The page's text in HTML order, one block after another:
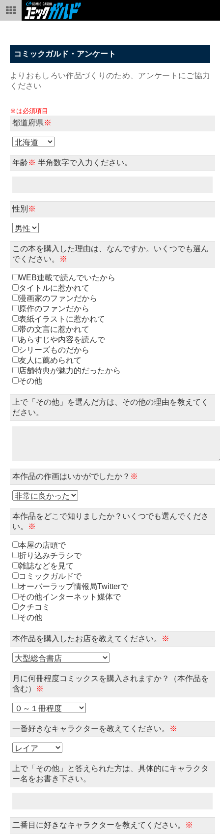
コミックガルド・アンケート
よりおもしろい作品づくりのため、アンケートにご協力
ください
※は必須項目
都道府県※
年齢※ 半角数字で入力ください。
性別 ※
この本を購入した理由は、なんですか。いくつでも選ん
でください。
※
WEB連載で読んでいたから
タイトルに惹かれて
漫画家のファンだから
原作のファンだから
表紙イラストに惹かれて
帯の文言に惹かれて
あらすじや内容を読んで
シリーズものだから
友人に薦められて
店舗特典が魅力的だったから
その他
上で「その他」を選んだ方は、その他の理由を教えてく
ださい。
本作品の作画はいかがでしたか？ ※
本作品をどこで知りましたか？いくつでも選んでくださ
い。
※
本屋の店頭で
折り込みチラシで
雑誌などを見て
コミックガルドで
オーバーラップ情報局Twitterで
その他インターネット媒体で
クチコミ
その他
本作品を購入したお店を教えてください。 ※
月に何冊程度コミックスを購入されますか？（本作品を
含む）
※
一番好きなキャラクターを教えてください。 ※
上で「その他」と答えられた方は、具体的にキャラクタ
ー名をお書き下さい。
二番目に好きなキャラクターを教えてください。 ※